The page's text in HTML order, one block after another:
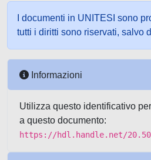
I documenti in UNITESI sono
tutti i diritti sono riservati, salvo
Informazioni
Utilizza questo identificativo
a questo documento:
https://hdl.handle.net/